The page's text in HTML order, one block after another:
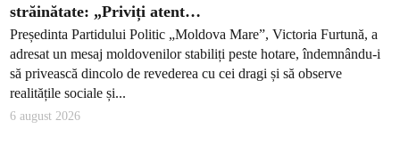
străinătate: „Priviți atent…
Președinta Partidului Politic „Moldova Mare”, Victoria Furtună, a
adresat un mesaj moldovenilor stabiliți peste hotare, îndemnându-i
să privească dincolo de revederea cu cei dragi și să observe
realitățile sociale și...
6 august 2026